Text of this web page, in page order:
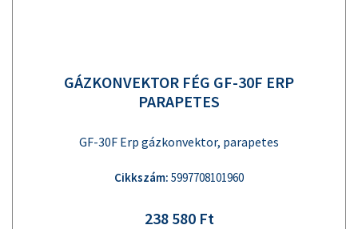
GÁZKONVEKTOR FÉG GF-30F ERP
PARAPETES
GF-30F Erp gázkonvektor, parapetes
Cikkszám: 5997708101960
238 580 Ft